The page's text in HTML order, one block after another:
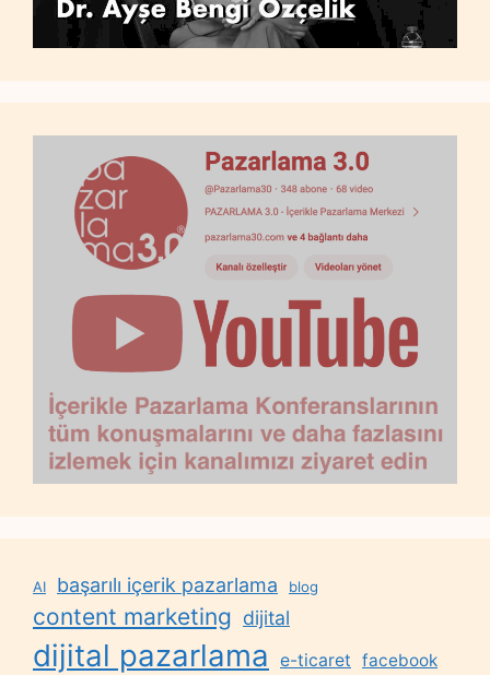
AI başarılı içerik pazarlama blog
content marketing dijital
dijital pazarlama e-ticaret facebook